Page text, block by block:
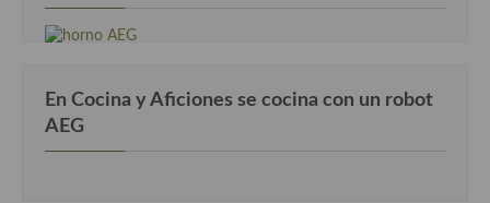
En Cocina y Aficiones se cocina con un robot
AEG